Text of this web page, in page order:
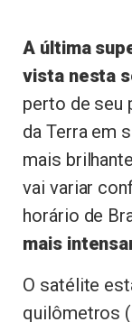
A última
vista nesta
perto de seu
da Terra em
mais
vai variar
horário de
mais
O satélite
quilômetros